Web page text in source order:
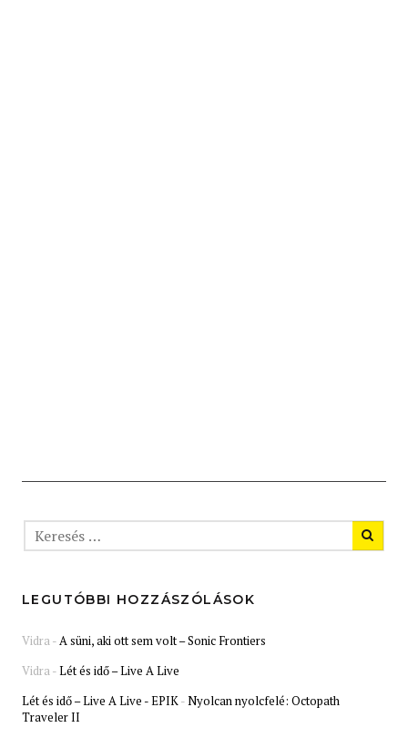
LEGUTÓBBI HOZZÁSZÓLÁSOK
Vidra-A süni, aki ott sem volt – Sonic Frontiers
Vidra-Lét és idő – Live A Live
Lét és idő – Live A Live - EPIK-Nyolcan nyolcfelé: Octopath
Traveler II